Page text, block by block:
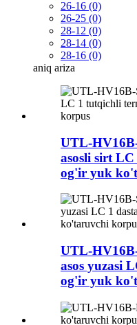
26-16 (0)
26-25 (0)
28-12 (0)
28-14 (0)
28-16 (0)
aniq ariza
UTL-
asosli sirt
og'ir yuk
UTL-
asos yuzasi
og'ir yuk